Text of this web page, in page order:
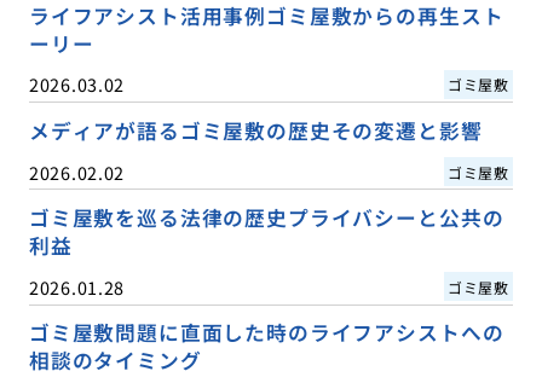
ライフアシスト活用事例ゴミ屋敷からの再生スト
ーリー
2026.03.02 ゴミ屋敷
メディアが語るゴミ屋敷の歴史その変遷と影響
2026.02.02 ゴミ屋敷
ゴミ屋敷を巡る法律の歴史プライバシーと公共の
利益
2026.01.28 ゴミ屋敷
ゴミ屋敷問題に直面した時のライフアシストへの
相談のタイミング